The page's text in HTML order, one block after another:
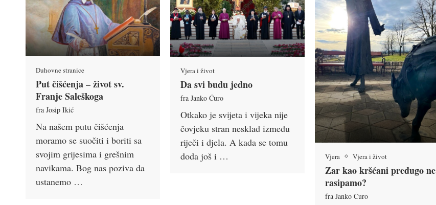
Duhovne stranice
Put čišćenja – život sv.
Franje Saleškoga
fra Josip Ikić
Na našem putu čišćenja
moramo se suočiti i boriti sa
svojim grijesima i grešnim
navikama. Bog nas poziva da
ustanemo …
Vjera i život
Da svi budu jedno
fra Janko Ćuro
Otkako je svijeta i vijeka nije
čovjeku stran nesklad između
riječi i djela. A kada se tomu
doda još i …
Vjera Vjera i život
Zar kao kršćani predugo ne
rasipamo?
fra Janko Ćuro